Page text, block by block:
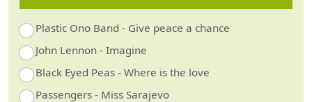
Plastic Ono Band - Give peace a chance
John Lennon - Imagine
Black Eyed Peas - Where is the love
Passengers - Miss Sarajevo